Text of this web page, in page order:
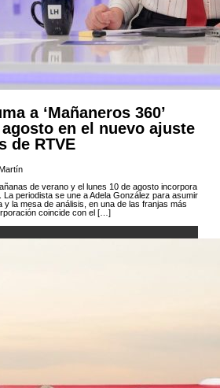
a ‘Mañaneros 360’
en el nuevo ajuste
de RTVE
de verano y el lunes 10 de agosto incorpora
La periodista se une a Adela González para asumir
y la mesa de análisis, en una de las franjas más
coincide con el […]